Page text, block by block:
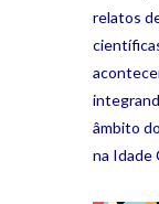
relatos
âmbito
na Idade